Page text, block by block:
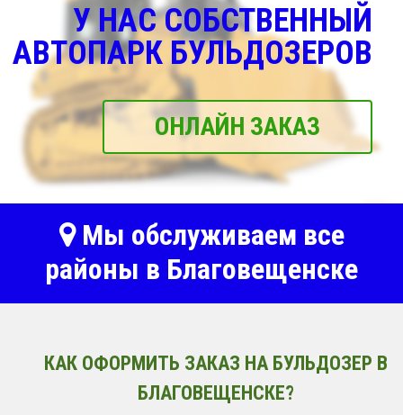
У НАС СОБСТВЕННЫЙ
АВТОПАРК БУЛЬДОЗЕРОВ
ОНЛАЙН ЗАКАЗ
Мы обслуживаем все
районы в Благовещенске
КАК ОФОРМИТЬ ЗАКАЗ НА БУЛЬДОЗЕР В
БЛАГОВЕЩЕНСКЕ?